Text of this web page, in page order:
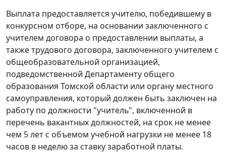
Выплата предоставляется учителю, победившему в
конкурсном отборе, на основании заключенного с
учителем договора о предоставлении выплаты, а
также трудового договора, заключенного учителем с
общеобразовательной организацией,
подведомственной Департаменту общего
образования Томской области или органу местного
самоуправления, который должен быть заключен на
работу по должности "учитель", включенной в
перечень вакантных должностей, на срок не менее
чем 5 лет с объемом учебной нагрузки не менее 18
часов в неделю за ставку заработной платы.